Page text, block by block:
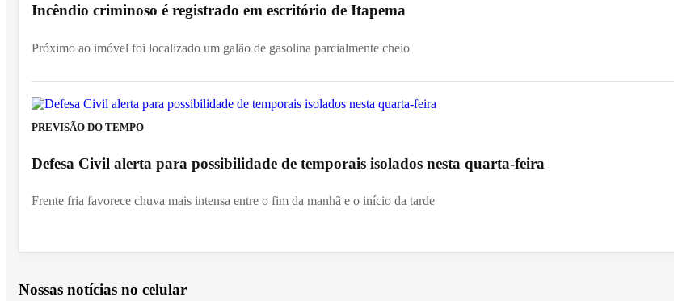
Incêndio criminoso é registrado em escritório de Itapema
Próximo ao imóvel foi localizado um galão de gasolina parcialmente cheio
PREVISÃO DO TEMPO
Defesa Civil alerta para possibilidade de temporais isolados nesta quarta-feira
Frente fria favorece chuva mais intensa entre o fim da manhã e o início da tarde
Nossas notícias no celular